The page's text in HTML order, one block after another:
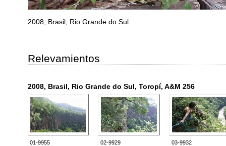
2008, Brasil, Rio Grande do Sul
Relevamientos
2008, Brasil, Rio Grande do Sul, Toropí, A&M 256
01-9955 02-9929 03-9932